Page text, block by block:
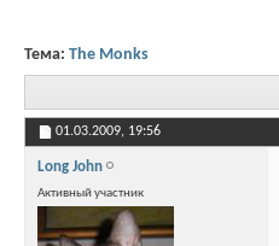
Тема: The Monks
01.03.2009, 19:56
Long John
Активный участник